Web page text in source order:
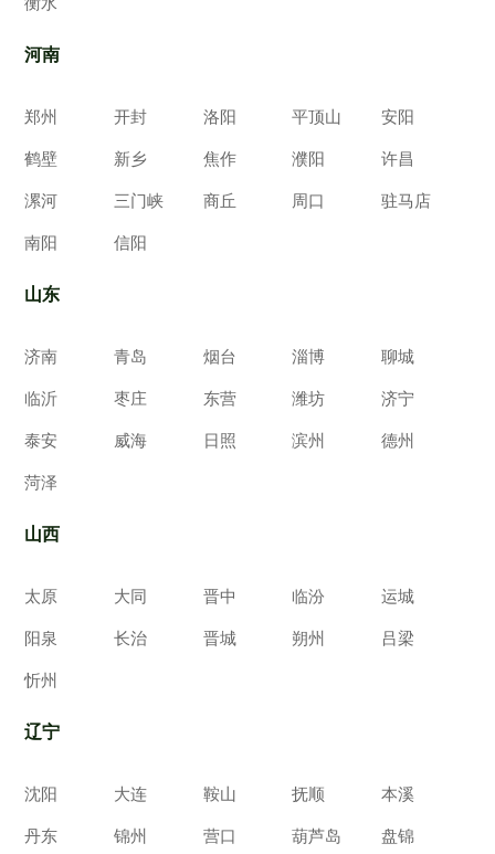
河南
郑州 开封 洛阳 平顶山 安阳
鹤壁 新乡 焦作 濮阳 许昌
漯河 三门峡 商丘 周口 驻马店
南阳 信阳
山东
济南 青岛 烟台 淄博 聊城
临沂 枣庄 东营 潍坊 济宁
泰安 威海 日照 滨州 德州
菏泽
山西
太原 大同 晋中 临汾 运城
阳泉 长治 晋城 朔州 吕梁
忻州
辽宁
沈阳 大连 鞍山 抚顺 本溪
丹东 锦州 营口 葫芦岛 盘锦